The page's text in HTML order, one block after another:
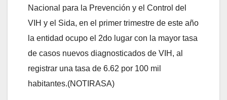
Nacional para la Prevención y el Control del
VIH y el Sida, en el primer trimestre de este año
la entidad ocupo el 2do lugar con la mayor tasa
de casos nuevos diagnosticados de VIH, al
registrar una tasa de 6.62 por 100 mil
habitantes.(NOTIRASA)